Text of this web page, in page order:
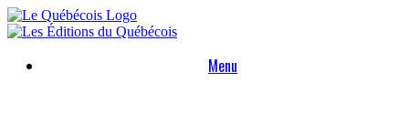
Skip
to
Menu